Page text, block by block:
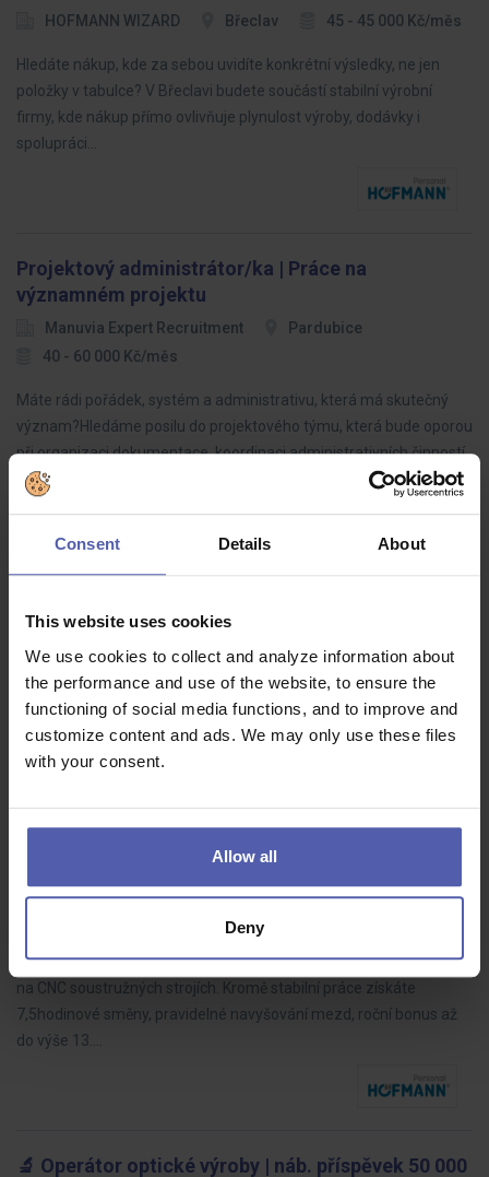
Consent Details About
This website uses cookies
We use cookies to collect and analyze information about
the performance and use of the website, to ensure the
functioning of social media functions, and to improve and
customize content and ads. We may only use these files
with your consent.
Allow all
Deny
HOFMANN WIZARD Břeclav 45 - 45 000 Kč/měs
Hledáte nákup, kde za sebou uvidíte konkrétní výsledky, ne jen
položky v tabulce? V Břeclavi budete součástí stabilní výrobní
firmy, kde nákup přímo ovlivňuje plynulost výroby, dodávky i
spolupráci…
Projektový administrátor/ka | Práce na
významném projektu
Manuvia Expert Recruitment
Pardubice
40 - 60 000 Kč/měs
Máte rádi pořádek, systém a administrativu, která má skutečný
význam?Hledáme posilu do projektového týmu, která bude oporou
při organizaci dokumentace, koordinaci administrativních činností
a…
Zrelá osobnosť s kladným vzťahom k administratíve
(papierovačky, zložky, PC) sa nájde práve v tejto pozícii. Ak ťa
takáto práca bude baviť aj roky, pošli nám svoje CV.
Soustružník CNC | náb. příspěvek 50 000 Kč | 13.
mzda
Přerov
Přidejte se do mezinárodní společnosti jako Seřizovač a operátor
na CNC soustružných strojích. Kromě stabilní práce získáte
7,5hodinové směny, pravidelné navyšování mezd, roční bonus až
do výše 13.…
🔬 Operátor optické výroby | náb. příspěvek 50 000